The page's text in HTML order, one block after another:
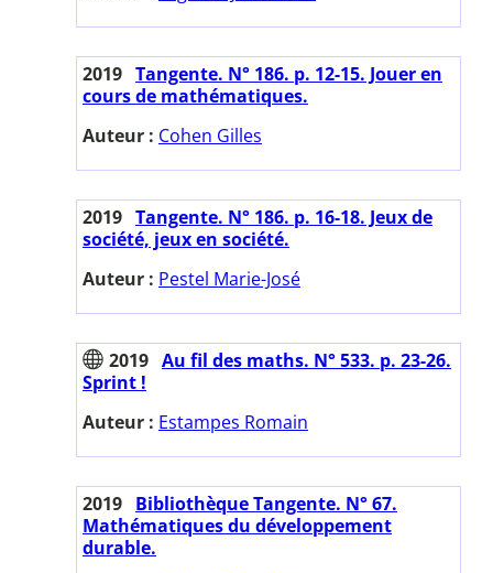
2019 Tangente. N° 186. p. 12-15. Jouer en
cours de mathématiques.
Auteur : Cohen Gilles
2019 Tangente. N° 186. p. 16-18. Jeux de
société, jeux en société.
Auteur : Pestel Marie-José
2019 Au fil des maths. N° 533. p. 23-26.
Sprint !
Auteur : Estampes Romain
2019 Bibliothèque Tangente. N° 67.
Mathématiques du développement
durable.